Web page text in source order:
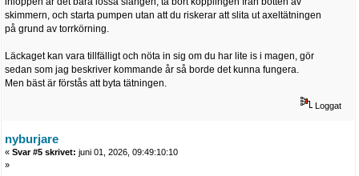
skimmern, och starta pumpen utan att du riskerar att slita ut axeltätningen
på grund av torrkörning.
Läckaget kan vara tillfälligt och nöta in sig om du har lite is i magen, gör
sedan som jag beskriver kommande år så borde det kunna fungera.
Men bäst är förstås att byta tätningen.
Loggat
nyburjare
« Svar #5 skrivet: juni 01, 2026, 09:49:10:10
»